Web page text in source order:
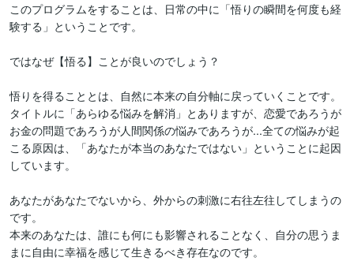
このプログラムをすることは、日常の中に「悟りの瞬間を何度も経
験する」ということです。
ではなぜ【悟る】ことが良いのでしょう？
悟りを得ることとは、自然に本来の自分軸に戻っていくことです。
タイトルに「あらゆる悩みを解消」とありますが、恋愛であろうが
お金の問題であろうが人間関係の悩みであろうが...全ての悩みが起
こる原因は、「あなたが本当のあなたではない」ということに起因
しています。
あなたがあなたでないから、外からの刺激に右往左往してしまうの
です。
本来のあなたは、誰にも何にも影響されることなく、自分の思うま
まに自由に幸福を感じて生きるべき存在なのです。